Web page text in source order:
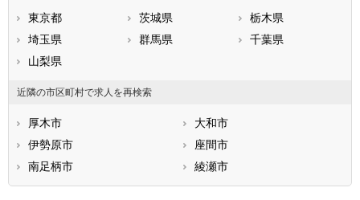
東京都 茨城県
栃木県
埼玉県
群馬県
千葉県
山梨県
近隣の市区町村で求人を再検索
厚木市
大和市
伊勢原市
座間市
南足柄市
綾瀬市